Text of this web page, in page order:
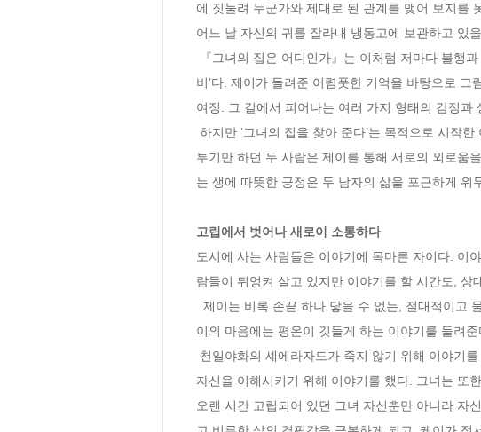
에 짓눌려 누군가와 제대로 된 관계를 맺어 보지를
어느 날 자신의 귀를 잘라내 냉동고에 보관하고 있
비’다. 제이가 들려준 어렴풋한 기억을 바탕으로 그
여정. 그 길에서 피어나는 여러 가지 형태의 감정과
투기만 하던 두 사람은 제이를 통해 서로의 외로움
는 생에 따뜻한 긍정은 두 남자의 삶을 포근하게 위
고립에서 벗어나 새로이 소통하다
도시에 사는 사람들은 이야기에 목마른 자이다. 이
람들이 뒤엉켜 살고 있지만 이야기를 할 시간도, 상
이의 마음에는 평온이 깃들게 하는 이야기를 들려
자신을 이해시키기 위해 이야기를 했다. 그녀는 또
오랜 시간 고립되어 있던 그녀 자신뿐만 아니라 자